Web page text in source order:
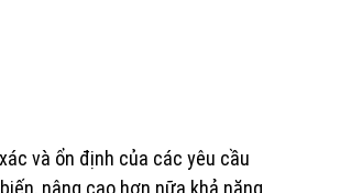
và ổn định của các yêu cầu
nâng cao hơn nữa khả năng